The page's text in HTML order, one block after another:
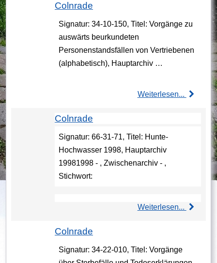
Colnrade
Signatur: 34-10-150, Titel: Vorgänge zu
auswärts beurkundeten
Personenstandsfällen von Vertriebenen
(alphabetisch), Hauptarchiv …
Weiterlesen...
Colnrade
Signatur: 66-31-71, Titel: Hunte-
Hochwasser 1998, Hauptarchiv
19981998 - , Zwischenarchiv - ,
Stichwort:
Weiterlesen...
Colnrade
Signatur: 34-22-010, Titel: Vorgänge